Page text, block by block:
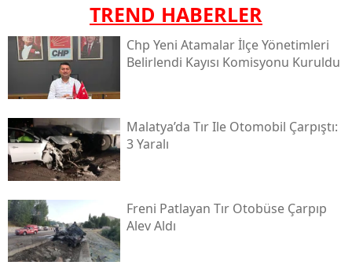
TREND HABERLER
Chp Yeni Atamalar İlçe Yönetimleri
Belirlendi Kayısı Komisyonu Kuruldu
Malatya’da Tır Ile Otomobil Çarpıştı:
3 Yaralı
Freni Patlayan Tır Otobüse Çarpıp
Alev Aldı